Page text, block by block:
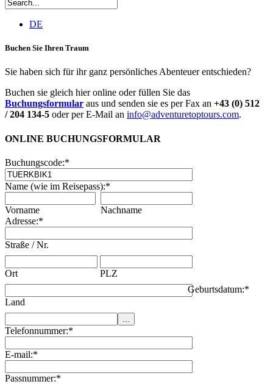
DE
Buchen Sie Ihren Traum
Sie haben sich für ihr ganz persönliches Abenteuer entschieden?
Buchen sie gleich hier online oder füllen Sie das
Buchungsformular aus und senden sie es per Fax an +43 (0) 512
/ 204 134-5 oder per E-Mail an info@adventuretoptours.com.
ONLINE BUCHUNGSFORMULAR
Buchungscode:*
Name (wie im Reisepass):*
Vorname
Nachname
Adresse:*
Straße / Nr.
Ort PLZ
Land
Geburtsdatum:*
Telefonnummer:*
E-mail:*
Passnummer:*